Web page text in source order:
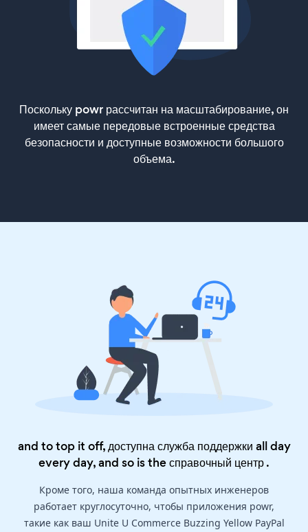
Поскольку powr рассчитан на масштабирование, он
имеет самые передовые встроенные средства
безопасности и доступные возможности большого
объема.
and to top it off, доступна служба поддержки all day
every day, and so is theсправочный центр.
Кроме того, наша команда опытных инженеров
работает круглосуточно, чтобы приложения powr,
такие как ваш Unite U Commerce Buzzing Yellow PayPal